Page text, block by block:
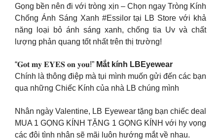
Gọng bền nên đi với tròng xịn – Chọn ngay Tròng Kính
Chống Ánh Sáng Xanh #Essilor tại LB Store với khả
năng loại bỏ ánh sáng xanh, chống tia Uv và chất
lượng phản quang tốt nhất trên thị trường!
“𝐆𝐨𝐭 𝐦𝐲 𝐄𝐘𝐄𝐒 𝐨𝐧 𝐲𝐨𝐮!” Mắt kính LBEyewear
Chính là thông điệp mà tụi mình muốn gửi đến các bạn
qua những Chiếc Kính của nhà LB chúng mình
Nhân ngày Valentine, LB Eyewear tặng bạn chiếc deal
MUA 1 GỌNG KÍNH TẶNG 1 GỌNG KÍNH với hy vọng
các đôi tình nhân sẽ mãi luôn hướng mắt về nhau.